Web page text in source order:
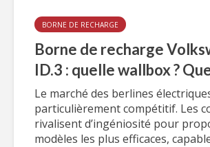
BORNE DE RECHARGE
Borne de recharge
ID.3 : quelle wallbox ?
Le marché des berlines
particulièrement compétitif. Les
rivalisent d’ingéniosité pour
modèles les plus efficaces,